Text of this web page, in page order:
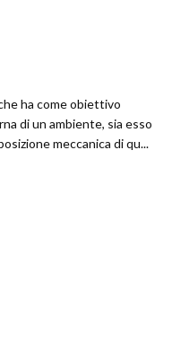
ha come obiettivo
di un ambiente, sia esso
meccanica di qu...